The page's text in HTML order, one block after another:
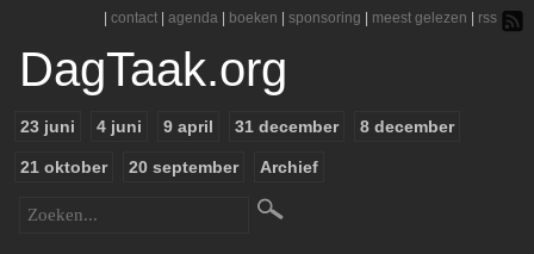
contact agenda boeken sponsoring meest gelezen rss
DagTaak.org
23 juni 4 juni 9 april 31 december 8 december
21 oktober 20 september Archief